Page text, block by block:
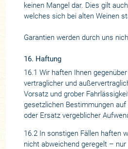
keinen Mangel dar. Dies gilt
welches sich bei alten Weinen
Garantien werden durch uns
16. Haftung
16.1 Wir haften Ihnen
vertraglicher und
Vorsatz und grober
gesetzlichen Bestimmungen
oder Ersatz vergeblicher
16.2 In sonstigen Fällen haften
nicht abweichend geregelt – nur